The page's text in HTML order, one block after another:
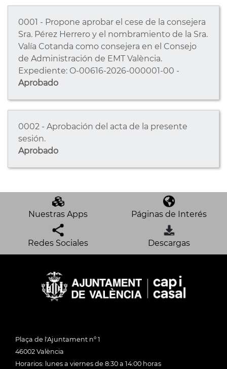
0001 - Propone aprobar el cese de la consejera
Sra. Pérez Herrero y el nombramiento de la Sra.
Valía Cotanda como consejera en el Consejo
de Administración de EMT València.
Expediente: O-00616-2026-000001-00 -
Aprobado
0002 - Aprobación del acta de la presente
sesión.
Aprobado
Nuestras Apps Páginas de Interés
Redes Sociales Descargas
Plaça de l'Ajuntament nº 1
46002 València
Horarios: lunes a viernes de 8:30 a 14:00 horas